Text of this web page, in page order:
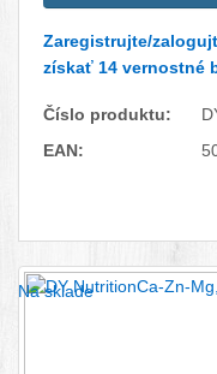
Zaregistrujte/
získať 14 vernostné
Číslo produktu:
EAN:
Na sklade